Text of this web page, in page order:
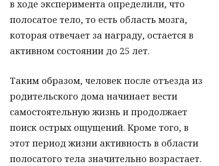
в ходе эксперимента определили, что
полосатое тело, то есть область мозга,
которая отвечает за награду, остается в
активном состоянии до 25 лет.
Таким образом, человек после отъезда из
родительского дома начинает вести
самостоятельную жизнь и продолжает
поиск острых ощущений. Кроме того, в
этот период жизни активность в области
полосатого тела значительно возрастает.